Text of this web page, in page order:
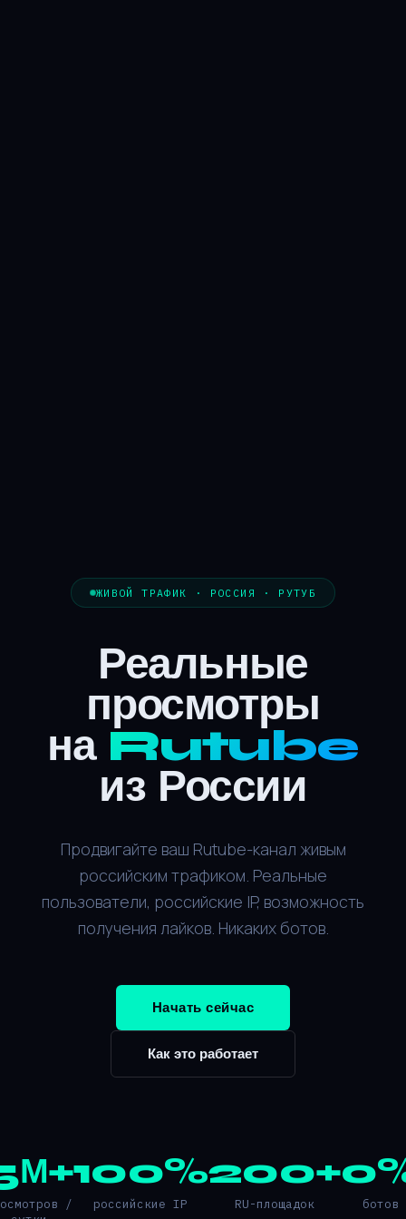
ЖИВОЙ ТРАФИК · РОССИЯ · РУТУБ
Реальные
просмотры
на Rutube
из России
Продвигайте ваш Rutube-канал живым
российским трафиком. Реальные
пользователи, российские IP, возможность
получения лайков. Никаких ботов.
Начать сейчас
Как это работает
/
100%
российские IP
200+
RU-площадок ботов